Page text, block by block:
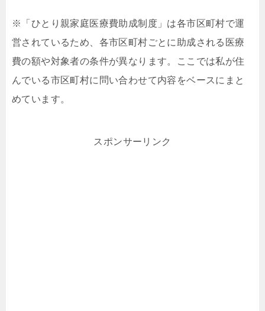
※「ひとり親家庭医療費助成制度」は各市区町村で運
営されているため、各市区町村ごとに助成される医療
費の額や対象者の条件が異なります。ここでは私が住
んでいる市区町村に問い合わせて内容をベースにまと
めています。
スポンサーリンク